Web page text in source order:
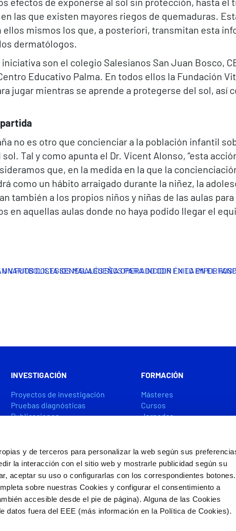
y de terceros para personalizar la web según sus
la interacción con el sitio web y mostrarle publicidad según su
aceptar su uso o configurarlas con los correspondientes botones.
sobre nuestras Cookies y configurar el consentimiento a
accesible desde el pie de página). Alguna de las Cookies
datos fuera del EEE (más información en la Política de Cookies).
las que existen mayores riegos de quemaduras.
mismos los que, a posteriori, transmitan esta
dermatólogos.
son el colegio Salesianos San Juan Bosco,
Educativo Palma. En todos ellos la Fundación
jugar mientras se aprende a protegerse del sol, así
no es otro que concienciar a la población infantil
Tal y como apunta el Dr. Vicent Alonso, “esta
que, en la medida en la que la
como un hábito arraigado durante la niñez, la
también a los propios niños y niñas de las aulas
en aquellas aulas donde no haya podido llegar el
FUTBOLISTA SENEGALÉS SEA OPERADO CON ÉXITO EN EL
VARIOS COLEGIOS MALAGUEÑOS PARA INCIDIR EN LA
INVESTIGACIÓN
Proyectos de investigación
Pruebas diagnósticas
Publicaciones
CÁTEDRAS
FORMACIÓN
Másteres
Cursos
Jornadas
ACCIÓN SOCIAL
FSE+